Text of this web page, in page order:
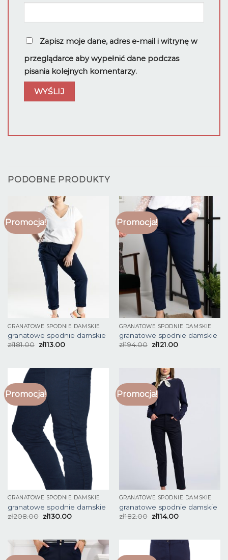
Zapisz moje dane, adres e-mail i witrynę w
przeglądarce aby wypełnić dane podczas
pisania kolejnych komentarzy.
PODOBNE PRODUKTY
Promocja!
GRANATOWE SPODNIE DAMSKIE
granatowe spodnie damskie
zł181.00 zł113.00
Promocja!
GRANATOWE SPODNIE DAMSKIE
granatowe spodnie damskie
zł194.00 zł121.00
Promocja!
GRANATOWE SPODNIE DAMSKIE
granatowe spodnie damskie
zł208.00 zł130.00
Promocja!
GRANATOWE SPODNIE DAMSKIE
granatowe spodnie damskie
zł182.00 zł114.00